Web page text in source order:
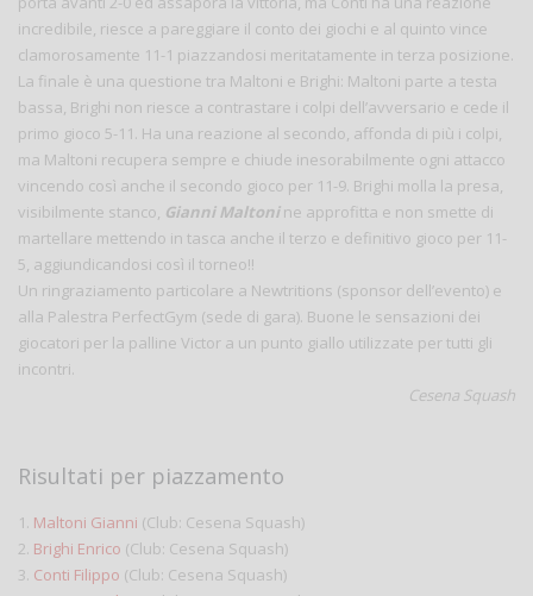
incredibile, riesce a pareggiare il conto dei giochi e al quinto vince
clamorosamente 11-1 piazzandosi meritatamente in terza posizione.
La finale è una questione tra Maltoni e Brighi: Maltoni parte a testa
bassa, Brighi non riesce a contrastare i colpi dell’avversario e cede il
primo gioco 5-11. Ha una reazione al secondo, affonda di più i colpi,
ma Maltoni recupera sempre e chiude inesorabilmente ogni attacco
vincendo così anche il secondo gioco per 11-9. Brighi molla la presa,
visibilmente stanco, Gianni Maltonine approfitta e non smette di
martellare mettendo in tasca anche il terzo e definitivo gioco per 11-
5, aggiundicandosi così il torneo!!
Un ringraziamento particolare a Newtritions (sponsor dell’evento) e
alla Palestra PerfectGym (sede di gara). Buone le sensazioni dei
giocatori per la palline Victor a un punto giallo utilizzate per tutti gli
incontri.
Cesena Squash
Risultati per piazzamento
1. Maltoni Gianni (Club: Cesena Squash)
2. Brighi Enrico (Club: Cesena Squash)
3. Conti Filippo (Club: Cesena Squash)